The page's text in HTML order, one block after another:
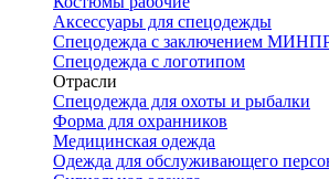
Аксессуары для спецодежды
Спецодежда с заключением
Спецодежда с логотипом
Отрасли
Спецодежда для охоты и рыбалки
Форма для охранников
Медицинская одежда
Одежда для обслуживающего